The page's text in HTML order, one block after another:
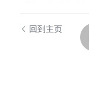
回到主页